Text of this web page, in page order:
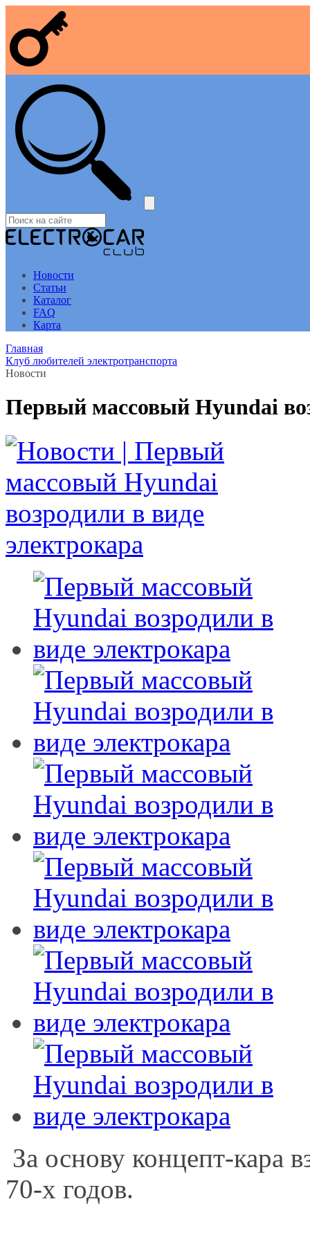
Новости
Статьи
Каталог
FAQ
Карта
Главная
Клуб любителей электротранспорта
Новости
Первый массовый Hyundai
За основу концепт-кара
70-х годов.